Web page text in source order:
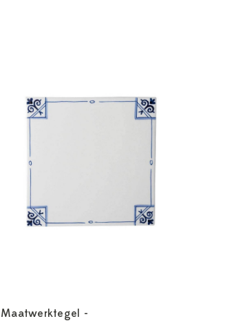
Maatwerktegel -